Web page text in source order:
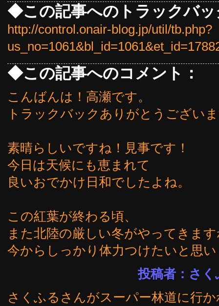
◆この記事へのトラックバッ
http://control.onair-blog.jp/util/tb.php?
◆この記事へのコメント：
こんばんは！高瀬です。
トラックバックありがとうござい
素晴らしいですね！見事です！
今日は天候にも恵まれて
良いおでかけ日和でしたよね。
この紅葉が終わる頃、
また北陸の厳しい冬がやってきま
今からしっかり体力つけたいと思
投稿者：さく
さくふるさんがスーパー林道に行